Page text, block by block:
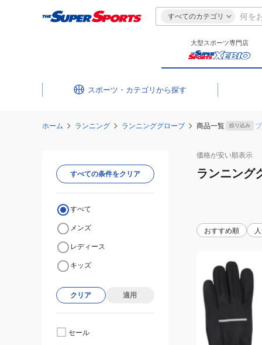
すべてのカテゴリ
大型スポーツ専門店
スポーツ・カテゴリ
ホーム ランニング ランニンググローブ 商品一覧 絞り込み
価格が安い順表示
ランニング
おすすめ順
ズ、
レ
すべての条件をクリア
すべて
メンズ
レディース
キッズ
クリア 適用
セール